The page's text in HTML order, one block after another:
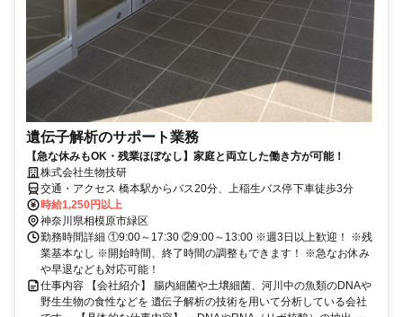
遺伝子解析のサポート業務
【急な休みもOK・残業ほぼなし】家庭と両立した働き方が可能！
株式会社生物技研
交通・アクセス 橋本駅からバス20分、上稲生バス停下車徒歩3分
時給1,250円以上
神奈川県相模原市緑区
勤務時間詳細 ①9:00～17:30 ②9:00～13:00 ※週3日以上歓迎！ ※残
業基本なし ※開始時間、終了時間の調整もできます！ ※急なお休み
や早退なども対応可能！
仕事内容 【会社紹介】 腸内細菌や土壌細菌、河川中の魚類のDNAや
野生生物の食性などを 遺伝子解析の技術を用いて分析している会社